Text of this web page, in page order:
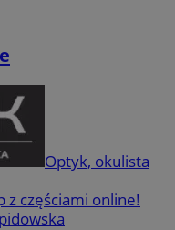
Optyk, okulista
z częściami online!